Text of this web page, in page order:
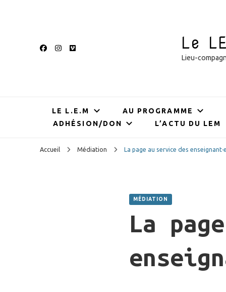
Le
Lieu-
LE L.E.M
AU PROGRAMME
ADHÉSION/DON
L’ACTU DU LEM
Accueil Médiation La page au service des
MÉDIATION
La